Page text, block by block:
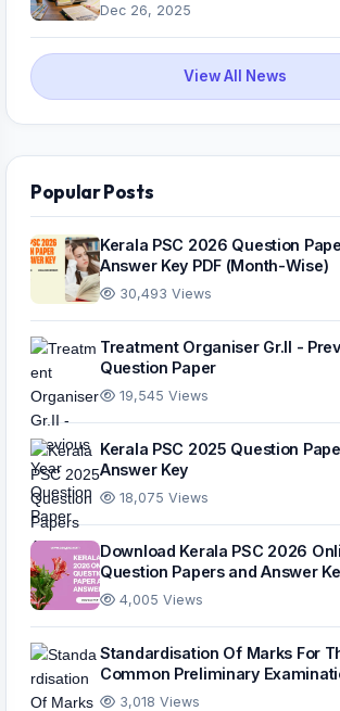
Dec 26, 2025
View All News
Popular Posts
Kerala PSC 2026 Question
Answer Key PDF (Month-Wise)
30,493 Views
Treatment Organiser Gr.II -
Question Paper
19,545 Views
Kerala PSC 2025 Question
Answer Key
18,075 Views
Download Kerala PSC 2026
Question Papers and Answer
4,005 Views
Standardisation Of Marks For
Common Preliminary
3,018 Views